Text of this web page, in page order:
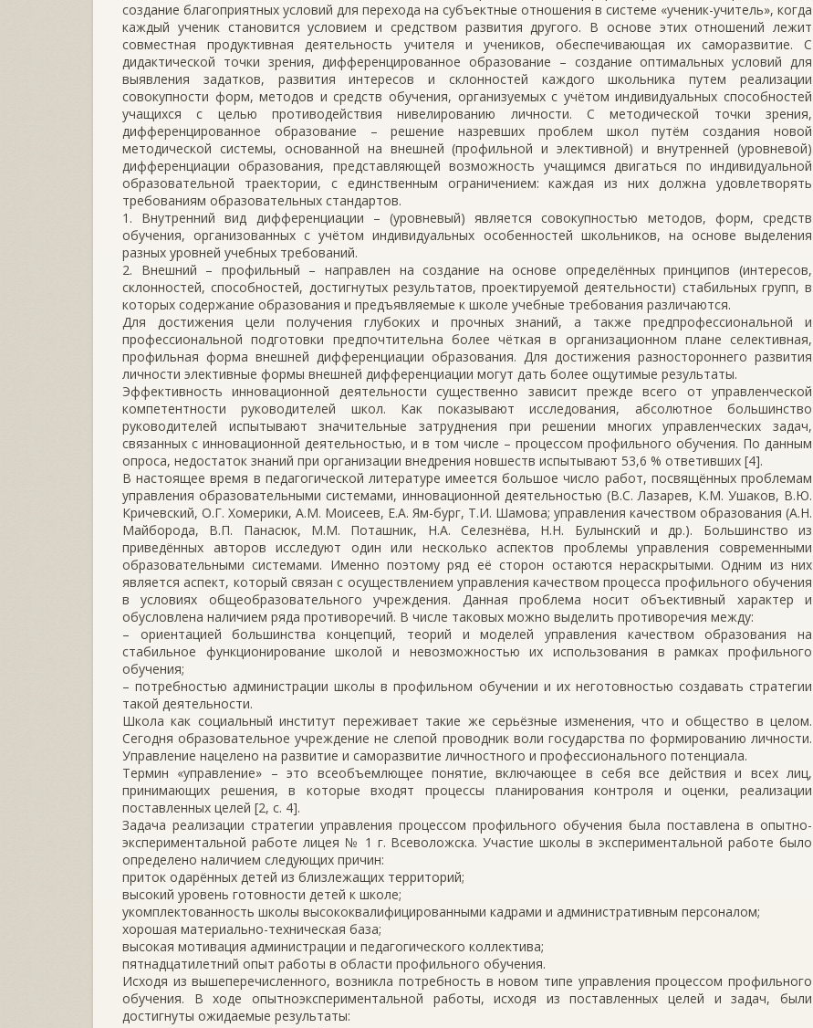
создание благоприятных условий для перехода на субъектные отношения в системе «ученик-учитель», когда
каждый ученик становится условием и средством развития другого. В основе этих отношений лежит
совместная продуктивная деятельность учителя и учеников, обеспечивающая их саморазвитие. С
дидактической точки зрения, дифференцированное образование – создание оптимальных условий для
выявления задатков, развития интересов и склонностей каждого школьника путем реализации
совокупности форм, методов и средств обучения, организуемых с учётом индивидуальных способностей
учащихся с целью противодействия нивелированию личности. С методической точки зрения,
дифференцированное образование – решение назревших проблем школ путём создания новой
методической системы, основанной на внешней (профильной и элективной) и внутренней (уровневой)
дифференциации образования, представляющей возможность учащимся двигаться по индивидуальной
образовательной траектории, с единственным ограничением: каждая из них должна удовлетворять
требованиям образовательных стандартов.
1. Внутренний вид дифференциации – (уровневый) является совокупностью методов, форм, средств
обучения, организованных с учётом индивидуальных особенностей школьников, на основе выделения
разных уровней учебных требований.
2. Внешний – профильный – направлен на создание на основе определённых принципов (интересов,
склонностей, способностей, достигнутых результатов, проектируемой деятельности) стабильных групп, в
которых содержание образования и предъявляемые к школе учебные требования различаются.
Для достижения цели получения глубоких и прочных знаний, а также предпрофессиональной и
профессиональной подготовки предпочтительна более чёткая в организационном плане селективная,
профильная форма внешней дифференциации образования. Для достижения разностороннего развития
личности элективные формы внешней дифференциации могут дать более ощутимые результаты.
Эффективность инновационной деятельности существенно зависит прежде всего от управленческой
компетентности руководителей школ. Как показывают исследования, абсолютное большинство
руководителей испытывают значительные затруднения при решении многих управленческих задач,
связанных с инновационной деятельностью, и в том числе – процессом профильного обучения. По данным
опроса, недостаток знаний при организации внедрения новшеств испытывают 53,6 % ответивших [4].
В настоящее время в педагогической литературе имеется большое число работ, посвящённых проблемам
управления образовательными системами, инновационной деятельностью (В.С. Лазарев, К.М. Ушаков, В.Ю.
Кричевский, О.Г. Хомерики, А.М. Моисеев, Е.А. Ям-бург, Т.И. Шамова; управления качеством образования (А.Н.
Майборода, В.П. Панасюк, М.М. Поташник, Н.А. Селезнёва, Н.Н. Булынский и др.). Большинство из
приведённых авторов исследуют один или несколько аспектов проблемы управления современными
образовательными системами. Именно поэтому ряд её сторон остаются нераскрытыми. Одним из них
является аспект, который связан с осуществлением управления качеством процесса профильного обучения
в условиях общеобразовательного учреждения. Данная проблема носит объективный характер и
обусловлена наличием ряда противоречий. В числе таковых можно выделить противоречия между:
– ориентацией большинства концепций, теорий и моделей управления качеством образования на
стабильное функционирование школой и невозможностью их использования в рамках профильного
обучения;
– потребностью администрации школы в профильном обучении и их неготовностью создавать стратегии
такой деятельности.
Школа как социальный институт переживает такие же серьёзные изменения, что и общество в целом.
Сегодня образовательное учреждение не слепой проводник воли государства по формированию личности.
Управление нацелено на развитие и саморазвитие личностного и профессионального потенциала.
Термин «управление» – это всеобъемлющее понятие, включающее в себя все действия и всех лиц,
принимающих решения, в которые входят процессы планирования контроля и оценки, реализации
поставленных целей [2, с. 4].
Задача реализации стратегии управления процессом профильного обучения была поставлена в опытно-
экспериментальной работе лицея № 1 г. Всеволожска. Участие школы в экспериментальной работе было
определено наличием следующих причин:
приток одарённых детей из близлежащих территорий;
высокий уровень готовности детей к школе;
укомплектованность школы высококвалифицированными кадрами и административным персоналом;
хорошая материально-техническая база;
высокая мотивация администрации и педагогического коллектива;
пятнадцатилетний опыт работы в области профильного обучения.
Исходя из вышеперечисленного, возникла потребность в новом типе управления процессом профильного
обучения. В ходе опытноэкспериментальной работы, исходя из поставленных целей и задач, были
достигнуты ожидаемые результаты: